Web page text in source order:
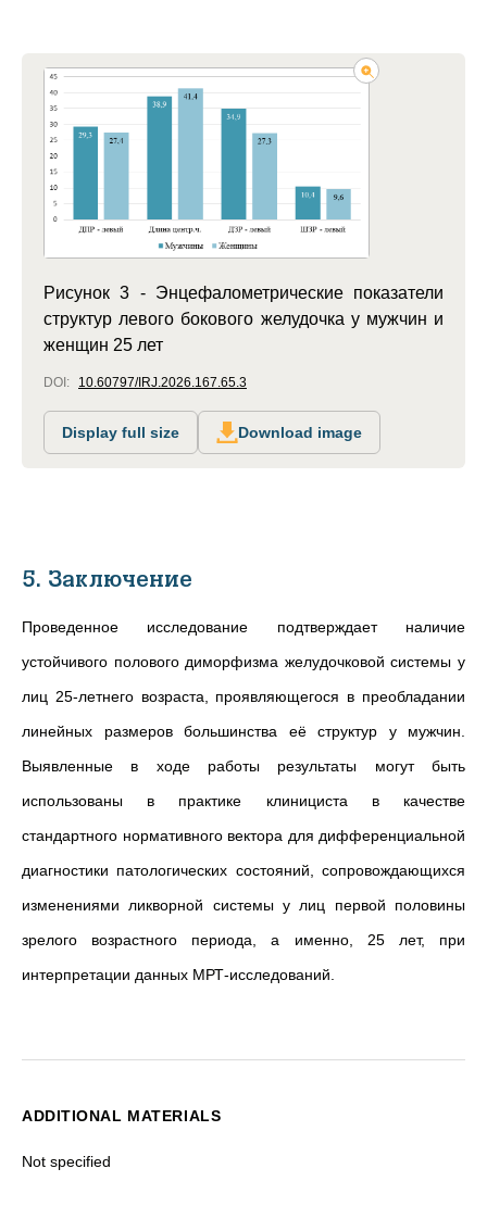
Рисунок 3 - Энцефалометрические показатели
структур левого бокового желудочка у мужчин и
женщин 25 лет
DOI: 10.60797/IRJ.2026.167.65.3
Display full size Download image
5. Заключение
Проведенное исследование подтверждает наличие
устойчивого полового диморфизма желудочковой системы у
лиц 25-летнего возраста, проявляющегося в преобладании
линейных размеров большинства её структур у мужчин.
Выявленные в ходе работы результаты могут быть
использованы в практике клинициста в качестве
стандартного нормативного вектора для дифференциальной
диагностики патологических состояний, сопровождающихся
изменениями ликворной системы у лиц первой половины
зрелого возрастного периода, а именно, 25 лет, при
интерпретации данных МРТ-исследований.
ADDITIONAL MATERIALS
Not specified